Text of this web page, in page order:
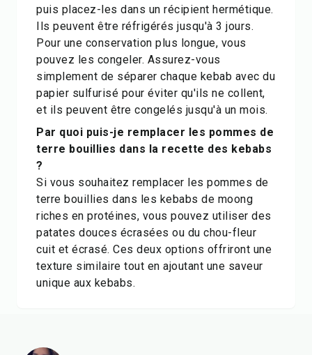
puis placez-les dans un récipient hermétique.
Ils peuvent être réfrigérés jusqu'à 3 jours.
Pour une conservation plus longue, vous
pouvez les congeler. Assurez-vous
simplement de séparer chaque kebab avec du
papier sulfurisé pour éviter qu'ils ne collent,
et ils peuvent être congelés jusqu'à un mois.
Par quoi puis-je remplacer les pommes de
terre bouillies dans la recette des kebabs
?
Si vous souhaitez remplacer les pommes de
terre bouillies dans les kebabs de moong
riches en protéines, vous pouvez utiliser des
patates douces écrasées ou du chou-fleur
cuit et écrasé. Ces deux options offriront une
texture similaire tout en ajoutant une saveur
unique aux kebabs.